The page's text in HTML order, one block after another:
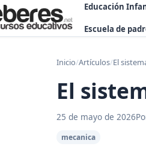
Educación
Escuela de
Inicio/Artículos/El
El
25 de mayo de 2026
mecanica